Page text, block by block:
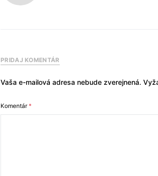
PRIDAJ KOMENTÁR
Vaša e-mailová adresa nebude zverejnená.
Komentár*